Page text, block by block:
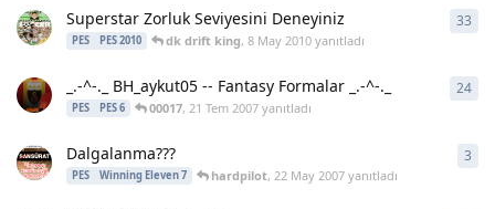
Superstar Zorluk Seviyesini Deneyiniz
PES PES 2010 dk drift king, 8 May 2010yanıtladı
33
_.-^-._ BH_aykut05 -- Fantasy Formalar _.-^-._
PES PES 6 00017, 21 Tem 2007yanıtladı
24
Dalgalanma???
PES Winning Eleven 7 hardpilot, 22 May 2007yanıtladı
3